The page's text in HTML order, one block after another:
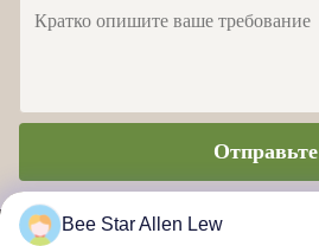
Отправьте
Bee Star Allen Lew